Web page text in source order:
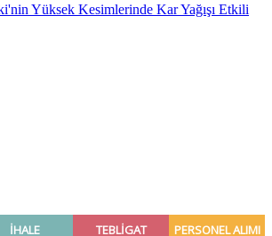
Yüksek Kesimlerinde Kar Yağışı Etkili